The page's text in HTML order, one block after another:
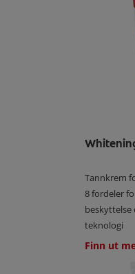
Tannkrem
8 fordeler
beskyttelse
teknologi
Finn ut